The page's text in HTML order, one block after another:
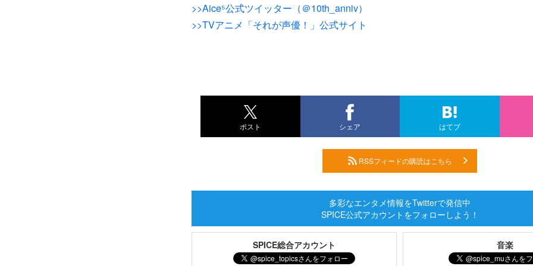
>>Aice⁵公式ツイッター（＠10th_anniv）
>>TVアニメ「それが声優！」公式サイト
ポスト シェア はてブ
RSSフィードの購読はこちら
多彩なエンタメ情報をTwitterで発信中
SPICE公式アカウントをフォローしよう！
SPICE総合アカウント 音楽